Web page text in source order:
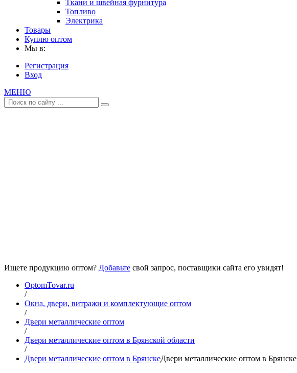
Ткани и швейная фурнитура
Топливо
Электрика
Товары
Куплю оптом
Мы в:
Регистрация
Вход
МЕНЮ
Ищете продукцию оптом? Добавьте свой запрос, поставщики сайта его увидят!
OptomTovar.ru
/
Окна, двери, витражи и комплектующие оптом
/
Двери металлические оптом
/
Двери металлические оптом в Брянской области
/
Двери металлические оптом в БрянскеДвери металлические оптом в Брянске